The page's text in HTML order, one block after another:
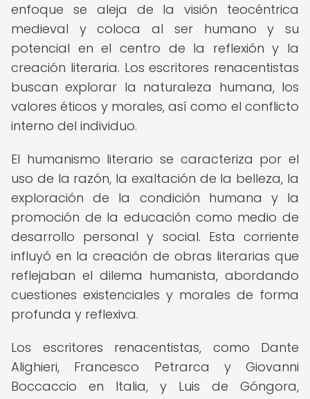
enfoque se aleja de la visión teocéntrica
medieval y coloca al ser humano y su
potencial en el centro de la reflexión y la
creación literaria. Los escritores renacentistas
buscan explorar la naturaleza humana, los
valores éticos y morales, así como el conflicto
interno del individuo.
El humanismo literario se caracteriza por el
uso de la razón, la exaltación de la belleza, la
exploración de la condición humana y la
promoción de la educación como medio de
desarrollo personal y social. Esta corriente
influyó en la creación de obras literarias que
reflejaban el dilema humanista, abordando
cuestiones existenciales y morales de forma
profunda y reflexiva.
Los escritores renacentistas, como Dante
Alighieri, Francesco Petrarca y Giovanni
Boccaccio en Italia, y Luis de Góngora,